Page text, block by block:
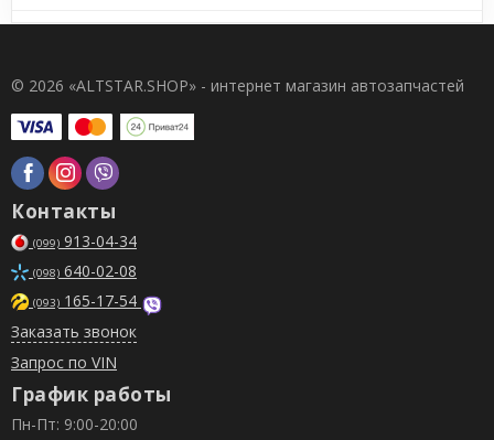
© 2026 «ALTSTAR.SHOP» - интернет магазин автозапчастей
Контакты
(099) 913-04-34
(098) 640-02-08
(093) 165-17-54
Заказать звонок
Запрос по VIN
График работы
Пн-Пт: 9:00-20:00